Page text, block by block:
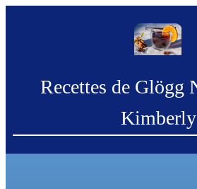
Recettes de Glögg
Kimberly